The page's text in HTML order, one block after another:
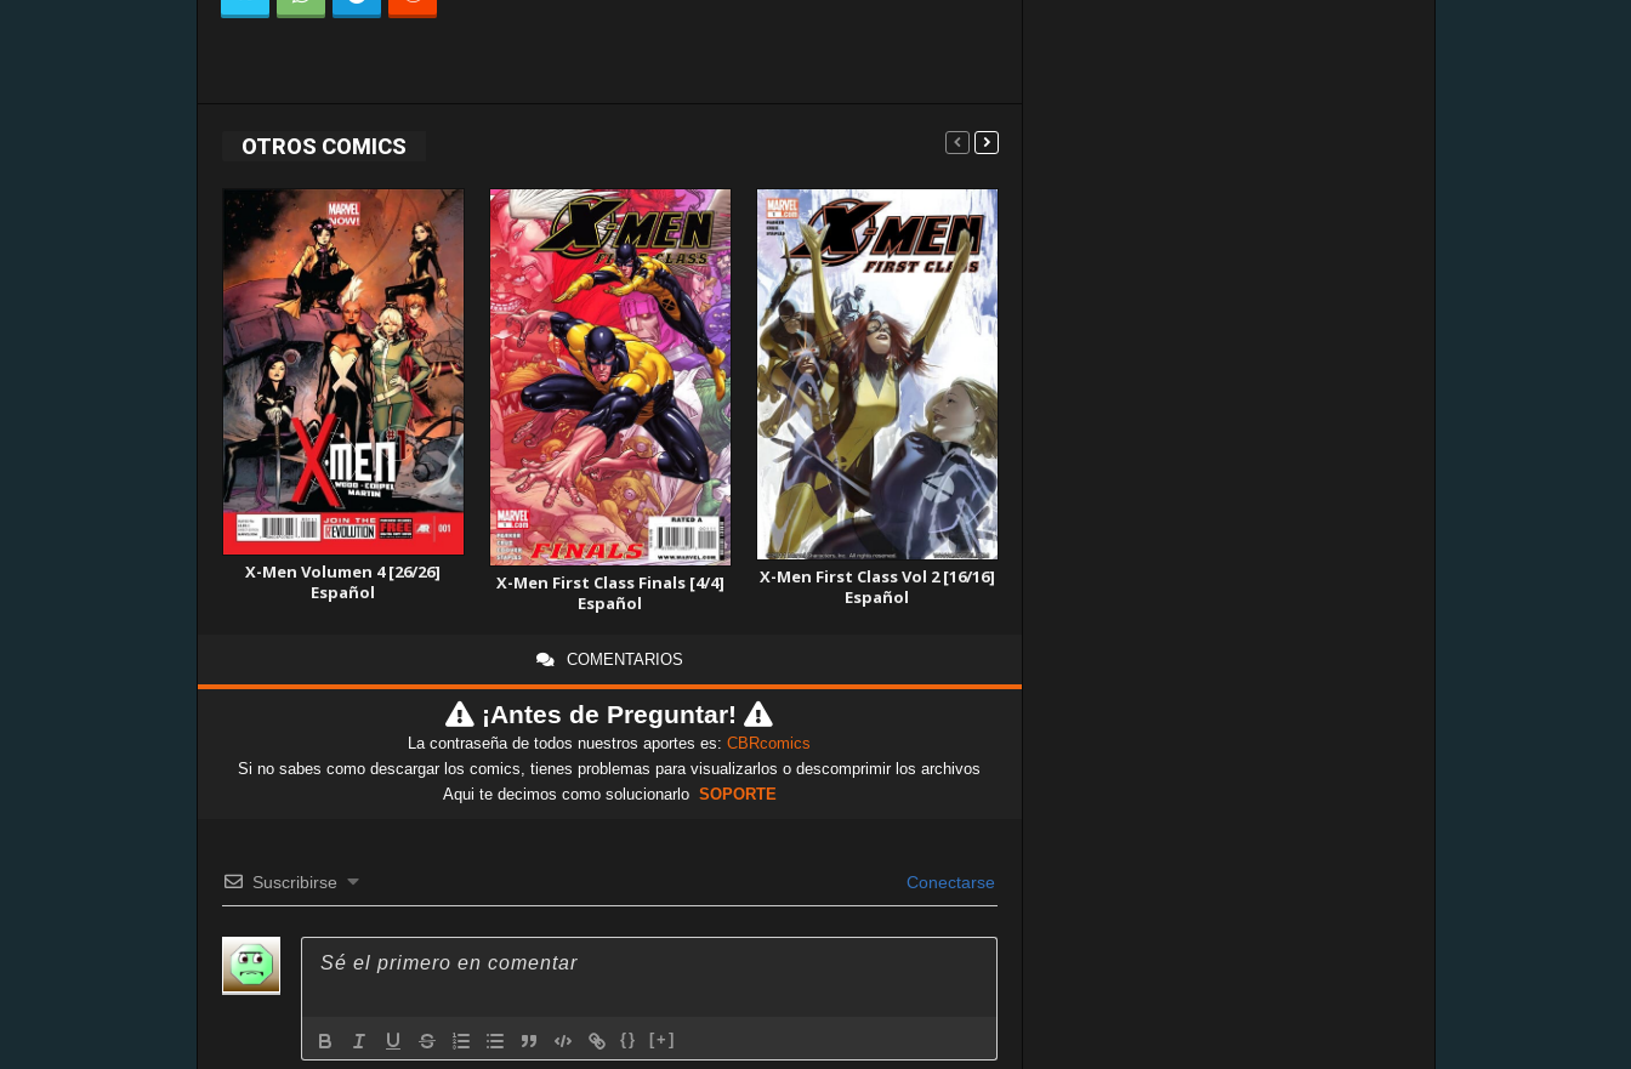
OTROS COMICS
X-Men Volumen 4 [26/26]
Español
X-Men First Class Finals [4/4]
Español
X-Men First Class Vol 2 [16/16]
Español
COMENTARIOS
¡Antes de Preguntar!
La contraseña de todos nuestros aportes es: CBRcomics
Si no sabes como descargar los comics, tienes problemas para visualizarlos o descomprimir los archivos
Aqui te decimos como solucionarlo SOPORTE
Suscribirse Conectarse
{} [+]